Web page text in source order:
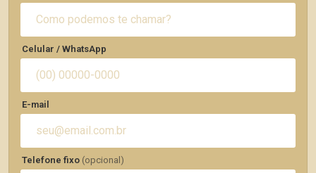
Celular / WhatsApp
E-mail
Telefone fixo (opcional)